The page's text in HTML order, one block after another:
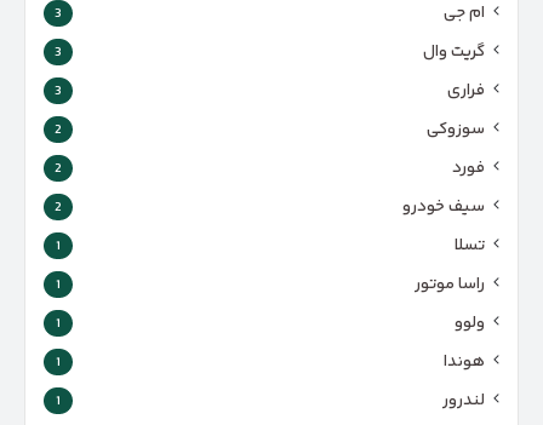
ام جی 3
گریت وال 3
فراری 3
سوزوکی 2
فورد 2
سیف خودرو 2
تسلا 1
راسا موتور 1
ولوو 1
هوندا 1
لندرور 1